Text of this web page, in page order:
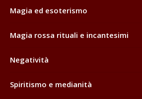
Magia ed esoterismo
Magia rossa rituali e incantesimi
Negatività
Spiritismo e medianità